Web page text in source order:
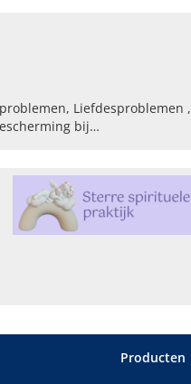
Liefdesproblemen ,
bij
Producten